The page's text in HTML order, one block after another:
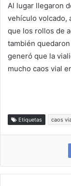
Al lugar llegaron
vehículo volcado,
que los rollos de
también
generó que la
mucho caos vial
Etiquetas caos